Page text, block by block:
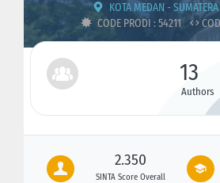
KOTA MEDAN -
CODE PRODI : 54211
13
Authors
2.350
SINTA Score Overall